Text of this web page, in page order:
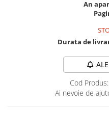
Gastronomik
An
Durata de
Cod Produs:
Ai nevoie de